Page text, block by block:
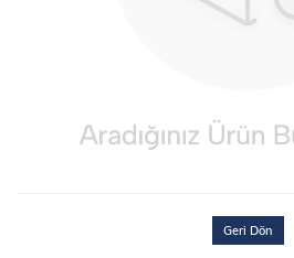
Geri Dön